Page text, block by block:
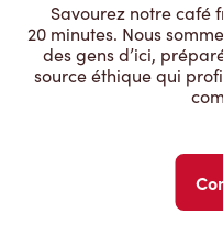
Savourez notre café
20 minutes. Nous
des gens d’ici,
source éthique qui